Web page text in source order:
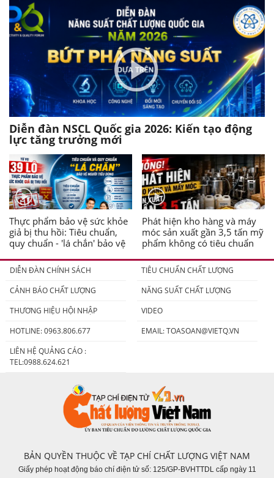
Diễn đàn NSCL Quốc gia 2026: Kiến tạo động
lực tăng trưởng mới
Thực phẩm bảo vệ sức khỏe
giả bị thu hồi: Tiêu chuẩn,
quy chuẩn - 'lá chắn' bảo vệ
Phát hiện kho hàng và máy
móc sản xuất gần 3,5 tấn mỹ
phẩm không có tiêu chuẩn
DIỄN ĐÀN CHÍNH SÁCH
TIÊU CHUẨN CHẤT LƯỢNG
CẢNH BÁO CHẤT LƯỢNG
NĂNG SUẤT CHẤT LƯỢNG
THƯƠNG HIỆU HỘI NHẬP
VIDEO
HOTLINE: 0963.806.677
EMAIL:TOASOAN@VIETQ.VN
LIÊN HỆ QUẢNG CÁO :
TEL:0988.624.621
BẢN QUYỀN THUỘC VỀ TẠP CHÍ CHẤT LƯỢNG VIỆT NAM
Giấy phép hoạt động báo chí điện tử số: 125/GP-BVHTTDL cấp ngày 11